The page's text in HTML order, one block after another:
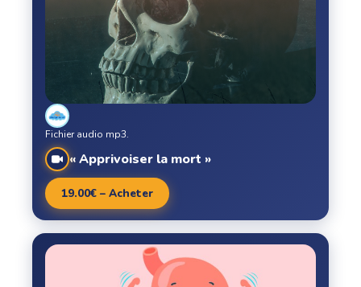
« Apprivoiser la mort »
Fichier audio mp3.
19.00€ – Acheter